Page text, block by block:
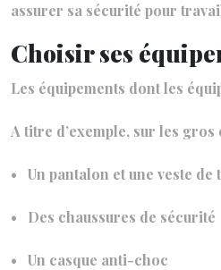
assurer sa sécurité pour
Choisir ses
Les équipements dont les
A titre d’exemple, sur les
• Un pantalon et une veste de
• Des chaussures de sécurité
• Un casque anti-choc